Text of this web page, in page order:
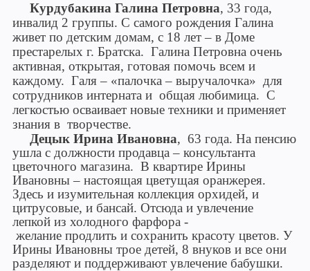
Курдубакина Галина Петровна, 33 года,
инвалид 2 группы. С самого рождения Галина
живет по детским домам, с 18 лет – в Доме
престарелых г. Братска. Галина Петровна очень
активная, открытая, готовая помочь всем и
каждому. Галя – «палочка – выручалочка» для
сотрудников интерната и общая любимица. С
легкостью осваивает новые техники и применяет
знания в творчестве.
Децык Ирина Ивановна, 63 года. На пенсию
ушла с должности продавца – консультанта
цветочного магазина. В квартире Ирины
Ивановны – настоящая цветущая оранжерея.
Здесь и изумительная коллекция орхидей, и
цитрусовые, и бансай. Отсюда и увлечение
лепкой из холодного фарфора -
желание продлить и сохранить красоту цветов. У
Ирины Ивановны трое детей, 8 внуков и все они
разделяют и поддерживают увлечение бабушки.